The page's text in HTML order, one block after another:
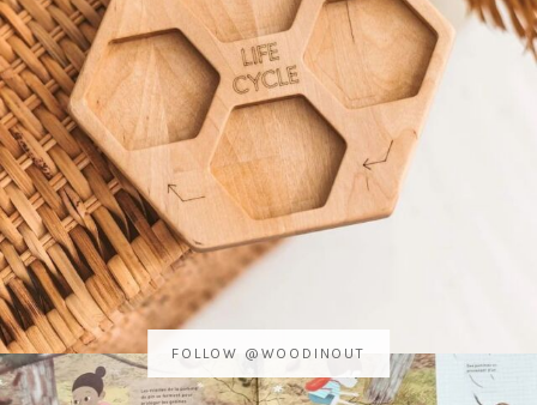
FOLLOW @WOODINOUT